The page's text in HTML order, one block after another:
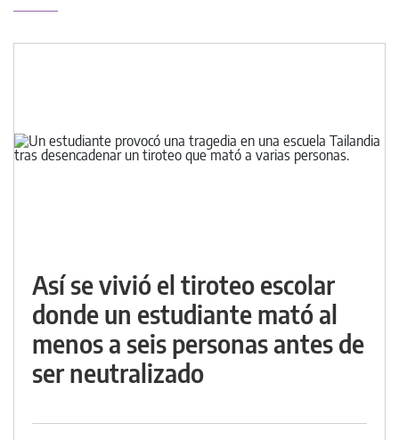
Así se vivió el tiroteo escolar
donde un estudiante mató al
menos a seis personas antes de
ser neutralizado